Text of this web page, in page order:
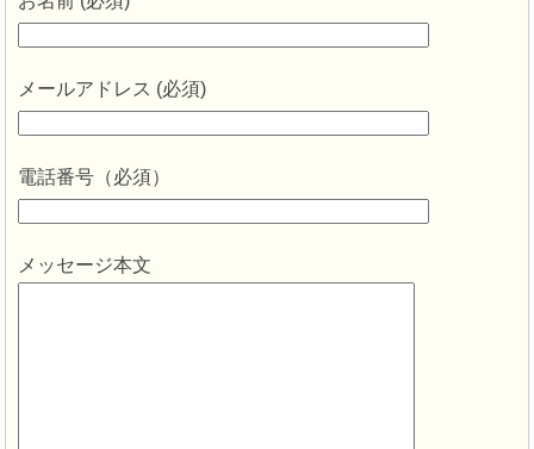
メールアドレス (必須)
電話番号（必須）
メッセージ本文